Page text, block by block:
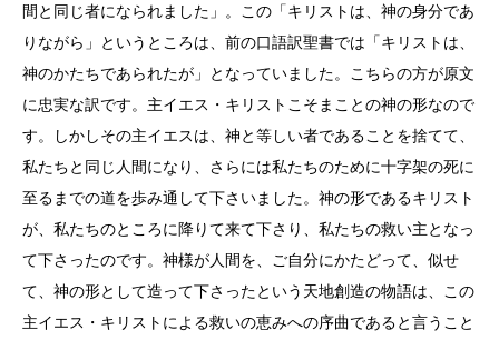
間と同じ者になられました」。この「キリストは、神の身分であ
りながら」というところは、前の口語訳聖書では「キリストは、
神のかたちであられたが」となっていました。こちらの方が原文
に忠実な訳です。主イエス・キリストこそまことの神の形なので
す。しかしその主イエスは、神と等しい者であることを捨てて、
私たちと同じ人間になり、さらには私たちのために十字架の死に
至るまでの道を歩み通して下さいました。神の形であるキリスト
が、私たちのところに降りて来て下さり、私たちの救い主となっ
て下さったのです。神様が人間を、ご自分にかたどって、似せ
て、神の形として造って下さったという天地創造の物語は、この
主イエス・キリストによる救いの恵みへの序曲であると言うこと